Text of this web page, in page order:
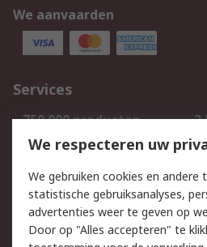
We aanvaarden
Services
750.000 producten
Bestellen
Track & Trace
Wettelijk
We respecteren uw
We gebruiken cookies en andere
statistische gebruiksanalyses,
advertenties weer te geven op
Door op "Alles accepteren" te